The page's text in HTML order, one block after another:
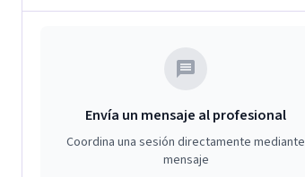
Envía un mensaje al profesional
Coordina una sesión directamente mediante
mensaje